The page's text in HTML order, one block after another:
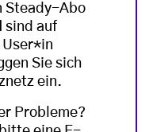
Steady-Abo
sind auf
User*in
Sie sich
ein.
Probleme?